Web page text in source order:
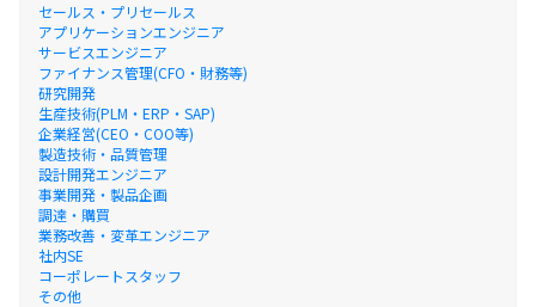
セールス・プリセールス
アプリケーションエンジニア
サービスエンジニア
ファイナンス管理(CFO・財務等)
研究開発
生産技術(PLM・ERP・SAP)
企業経営(CEO・COO等)
製造技術・品質管理
設計開発エンジニア
事業開発・製品企画
調達・購買
業務改善・変革エンジニア
社内SE
コーポレートスタッフ
その他